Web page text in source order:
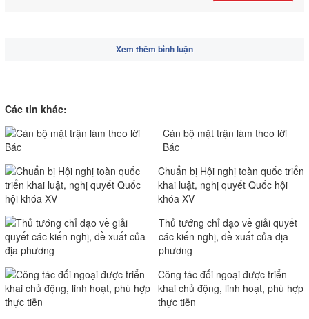
Xem thêm bình luận
Các tin khác:
Cán bộ mặt trận làm theo lời
Bác
Chuẩn bị Hội nghị toàn quốc triển
khai luật, nghị quyết Quốc hội
khóa XV
Thủ tướng chỉ đạo về giải quyết
các kiến nghị, đề xuất của địa
phương
Công tác đối ngoại được triển
khai chủ động, linh hoạt, phù hợp
thực tiễn